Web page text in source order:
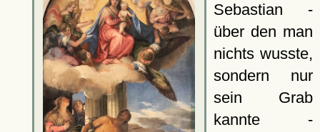
Sebastian -
über den man
nichts wusste,
sondern nur
sein Grab
kannte -